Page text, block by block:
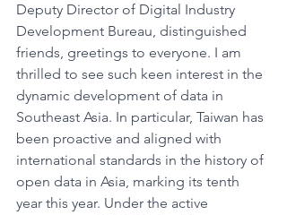
Deputy Director of Digital Industry
Development Bureau, distinguished
friends, greetings to everyone. I am
thrilled to see such keen interest in the
dynamic development of data in
Southeast Asia. In particular, Taiwan has
been proactive and aligned with
international standards in the history of
open data in Asia, marking its tenth
year this year. Under the active